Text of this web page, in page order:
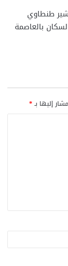
بمسجد المشير طنطاوي
بالعاصمة
إليها بـ*